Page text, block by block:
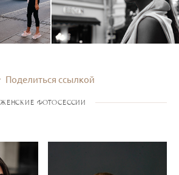
Поделиться ссылкой
ЖЕНСКИЕ ФОТОСЕССИИ